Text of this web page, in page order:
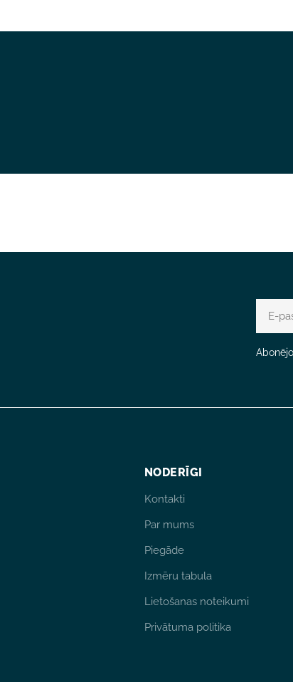
pasts
NODERĪGI
Kontakti
Par mums
Piegāde
Izmēru tabula
Lietošanas noteikumi
Privātuma politika